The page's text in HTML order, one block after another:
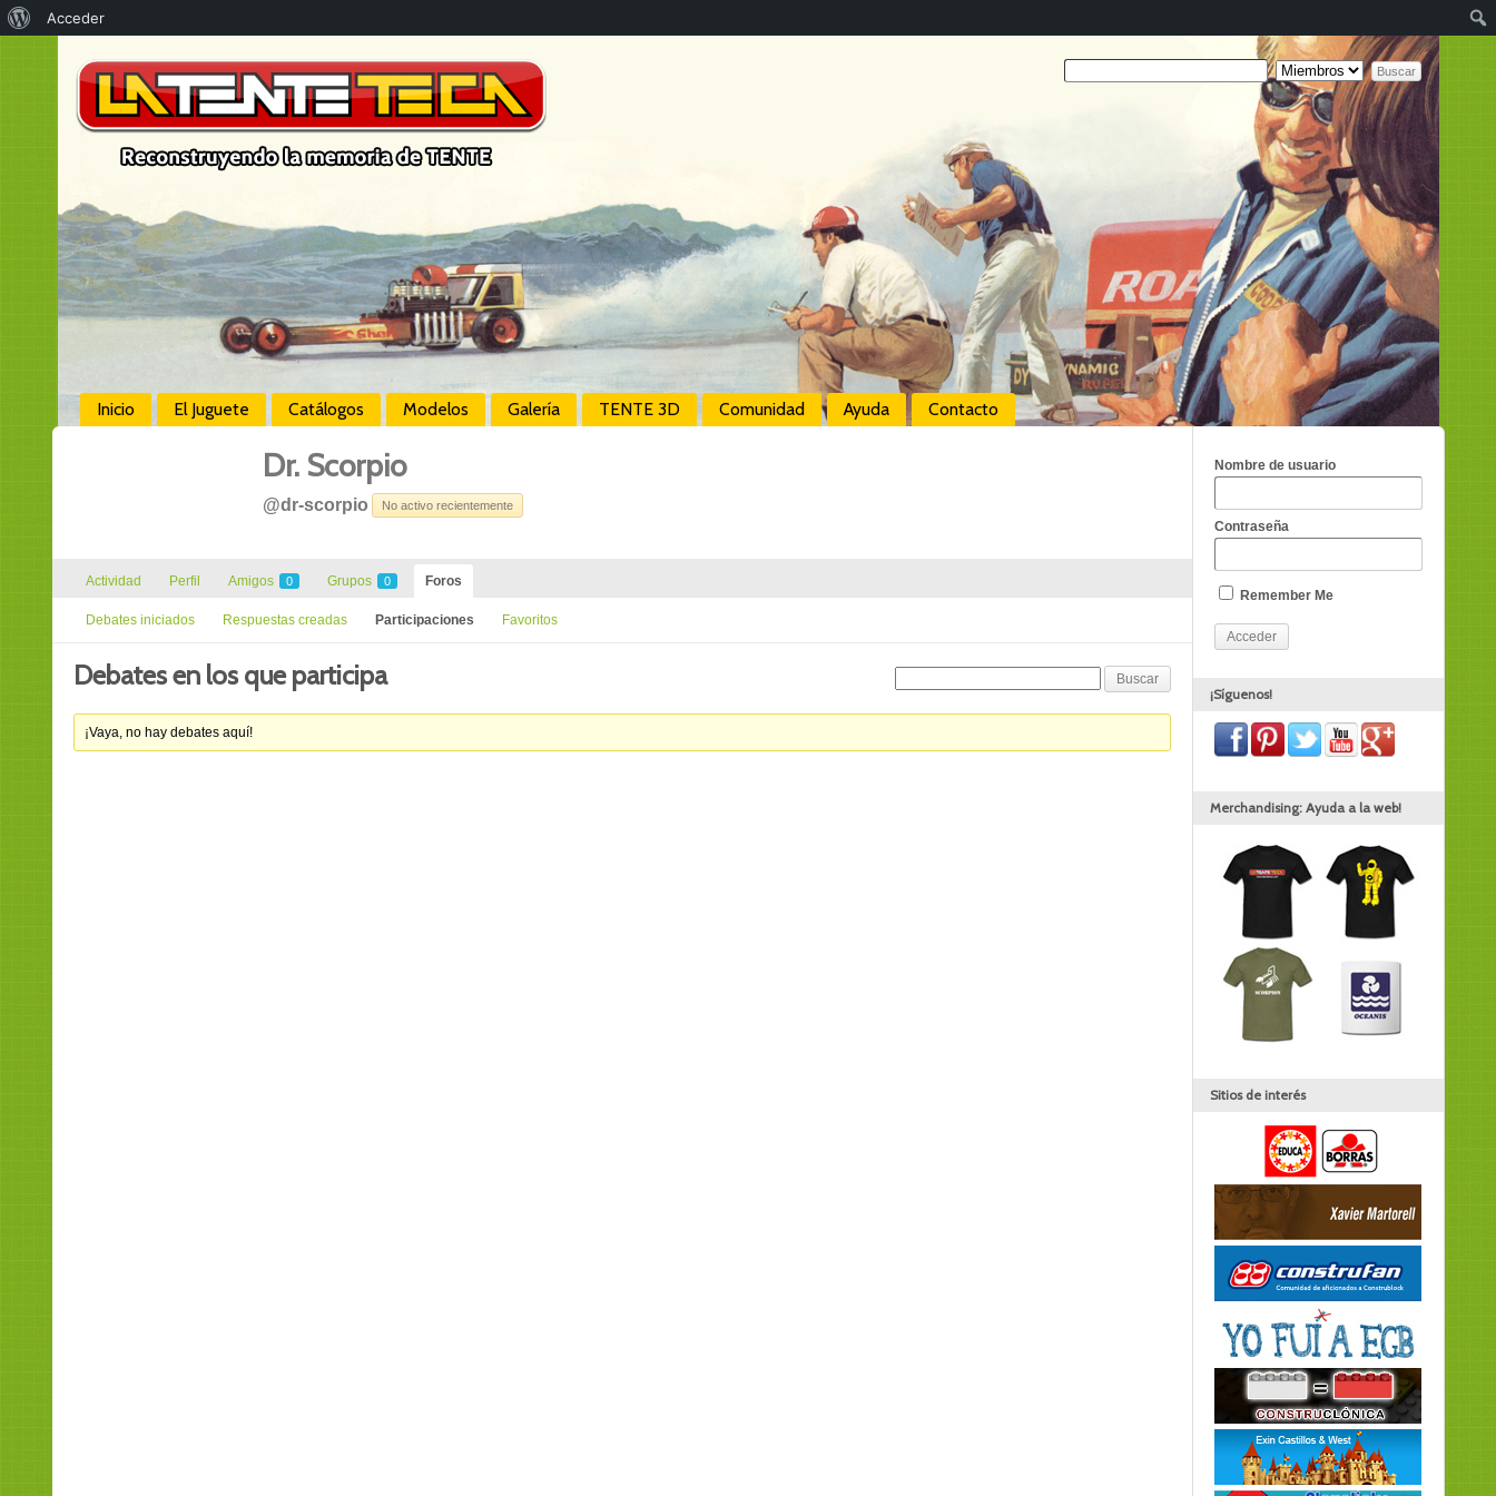
Inicio El Juguete Catálogos Modelos Galería TENTE 3D Comunidad Ayuda Contacto
Dr. Scorpio
@dr-scorpio No activo recientemente
Actividad Perfil Amigos 0 Grupos 0 Foros
Debates iniciados Respuestas creadas Participaciones Favoritos
Debates en los que participa
¡Vaya, no hay debates aquí!
Nombre de usuario
Contraseña
Remember Me
¡Síguenos!
Merchandising: Ayuda a la web!
Sitios de interés
Acerca
WordPress
Acceder